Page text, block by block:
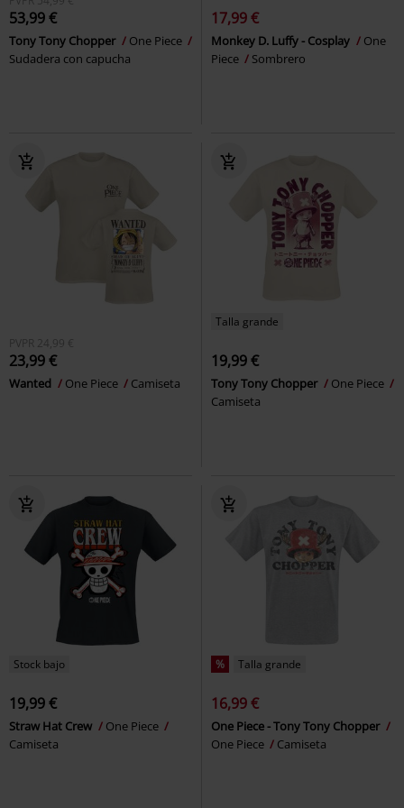
53,99 €
Tony Tony Chopper
One Piece
Sudadera con capucha
17,99 €
Monkey D. Luffy - Cosplay
One
Piece
Sombrero
PVPR 24,99 €
23,99 €
Wanted One Piece Camiseta
Talla grande
19,99 €
Tony Tony Chopper
One Piece
Camiseta
Stock bajo
19,99 €
Straw Hat Crew
One Piece
Camiseta
% Talla grande
16,99 €
One Piece - Tony Tony Chopper
One Piece
Camiseta